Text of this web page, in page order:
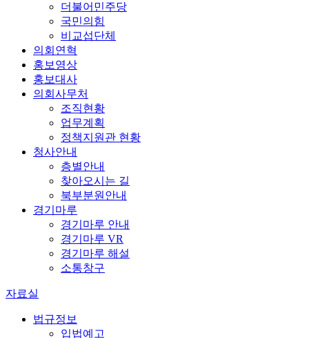
더불어민주당
국민의힘
비교섭단체
의회연혁
홍보영상
홍보대사
의회사무처
조직현황
업무계획
정책지원관 현황
청사안내
층별안내
찾아오시는 길
북부분원안내
경기마루
경기마루 안내
경기마루 VR
경기마루 해설
소통창구
자료실
법규정보
입법예고